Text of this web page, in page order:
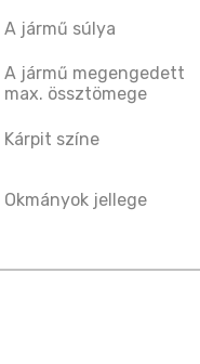
A jármű súlya
A jármű megengedett
max. össztömege
Kárpit színe
Okmányok jellege